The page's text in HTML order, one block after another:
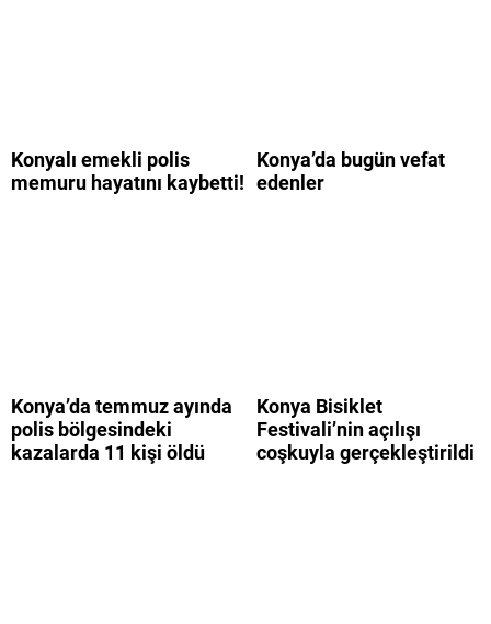
Konyalı emekli polis
memuru hayatını kaybetti!
Konya’da bugün vefat
edenler
Konya’da temmuz ayında
polis bölgesindeki
kazalarda 11 kişi öldü
Konya Bisiklet
Festivali’nin açılışı
coşkuyla gerçekleştirildi